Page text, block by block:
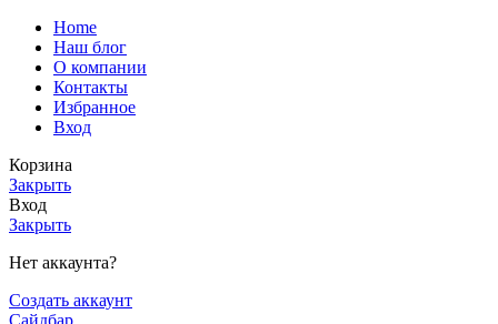
Home
Наш блог
О компании
Контакты
Избранное
Вход
Корзина
Закрыть
Вход
Закрыть
Нет аккаунта?
Создать аккаунт
Сайдбар